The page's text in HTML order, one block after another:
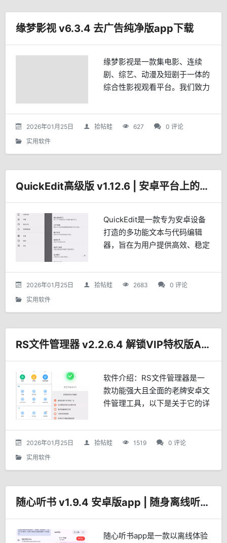
缘梦影视 v6.3.4 去广告纯净版app下载
缘梦影视是一款集电影、连续
剧、综艺、动漫及短剧于一体的
综合性影视观看平台。我们致力
容，满足不同年龄层和兴趣爱好
的观众需求。无论您是喜欢浪漫
2026年01月25日 拾帖蛙 627
0 评论
实用软件
QuickEdit高级版 v1.12.6 | 安卓平台上的全能文本与代码编辑器
QuickEdit是一款专为安卓设备
打造的多功能文本与代码编辑
器，旨在为用户提供高效、稳定
辑还是专业的编程开发，
QuickEdit都能轻松胜任，成为
2026年01月25日 拾帖蛙 2683
0 评论
实用软件
RS文件管理器 v2.2.6.4 解锁VIP特权版APP
软件介绍：RS文件管理器是一
款功能强大且全面的老牌安卓文
件管理工具，以下是关于它的详
理：支持复制、移动、删除、重
命名、压缩、解压缩等基本操
2026年01月25日 拾帖蛙 1519
0 评论
实用软件
随心听书 v1.9.4 安卓版app | 随身离线听书神器
随心听书app是一款以离线体验